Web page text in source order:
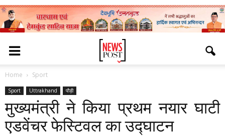
Home Sport
Sport Uttrakhand पौड़ी
मुख्यमंत्री ने किया प्रथम नयार घाटी
एडवेंचर फेस्टिवल का उद्घाटन